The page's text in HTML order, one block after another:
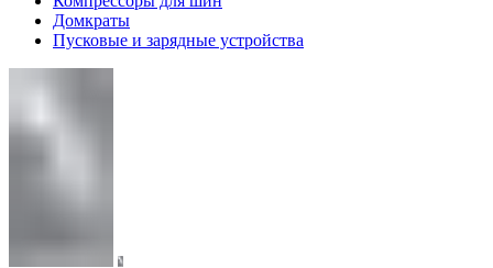
Домкраты
Пусковые и зарядные устройства